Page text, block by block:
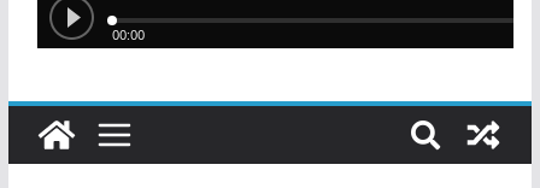
ASSALTANTE NA ZONA SUDESTE
Silvio Mendes anuncia